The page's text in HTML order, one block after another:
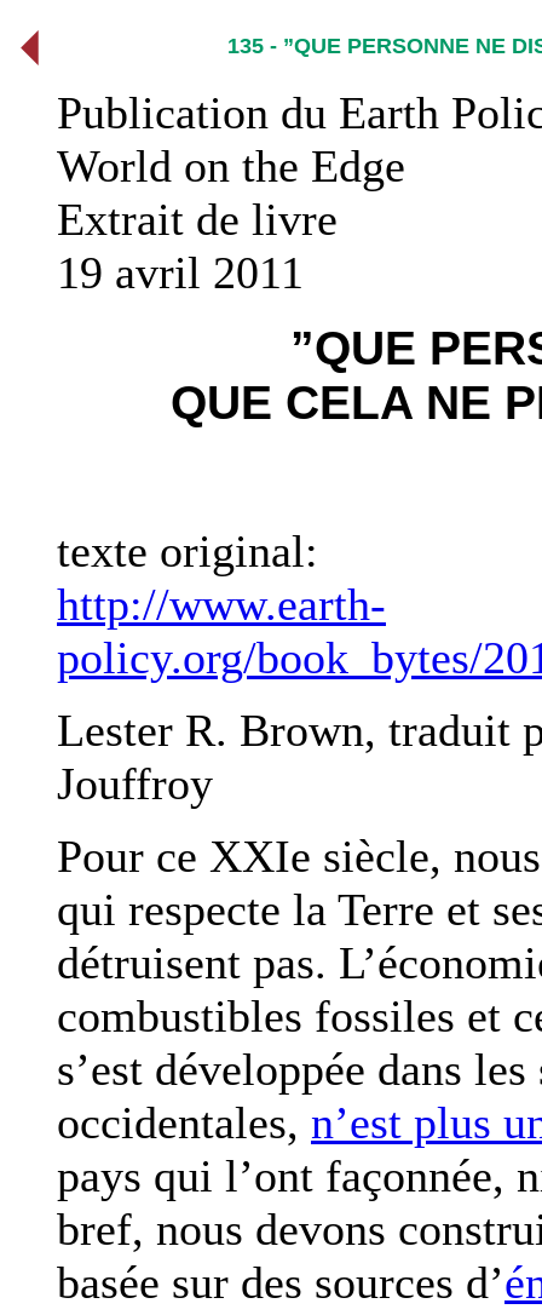
135 - ”QUE PERSONNE NE
Publication du Earth
World on the Edge
Extrait de livre
19 avril 2011
”QUE
QUE CELA NE
texte original:
http://www.earth-
policy.org/book_bytes/
Lester R. Brown, traduit
Jouffroy
Pour ce XXIe siècle,
qui respecte la Terre et
détruisent pas.
combustibles fossiles et
s’est développée dans
occidentales, n’est plus
pays qui l’ont façonnée,
bref, nous devons
basée sur des sources d’